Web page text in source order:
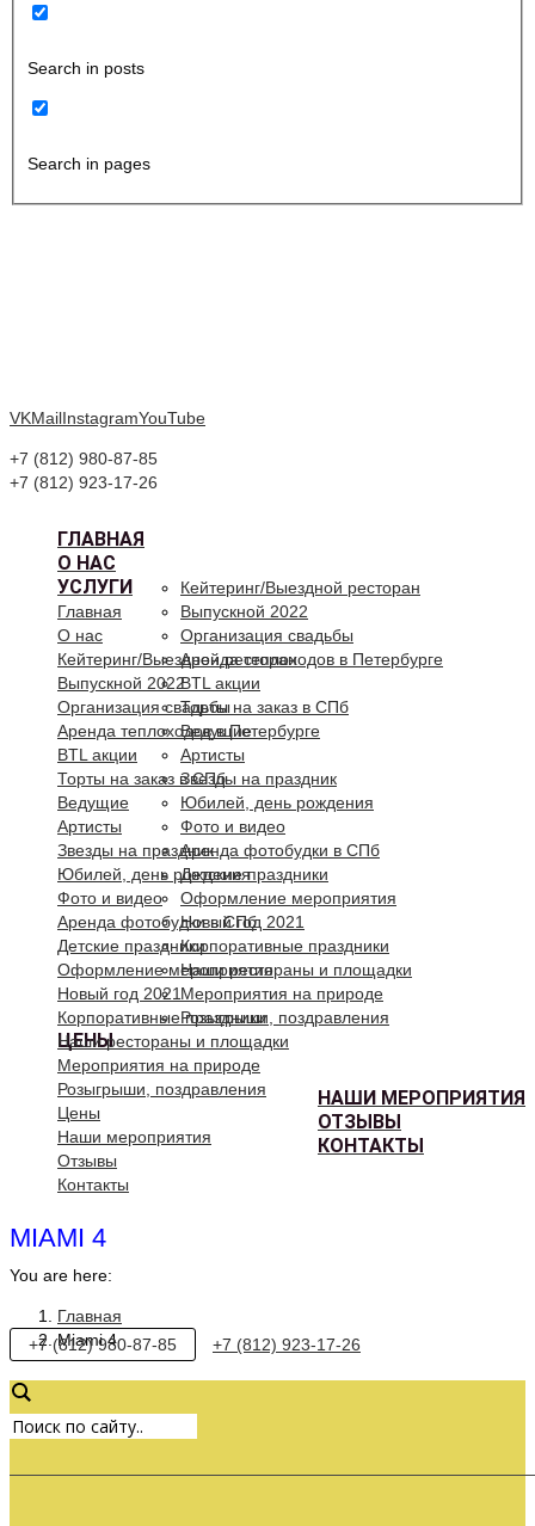
Search in posts
Search in pages
VKMailInstagramYouTube
+7 (812) 980-87-85
+7 (812) 923-17-26
ГЛАВНАЯ
О НАС
УСЛУГИ
Кейтеринг/Выездной ресторан
Выпускной 2022
Организация свадьбы
Аренда теплоходов в Петербурге
BTL акции
Торты на заказ в СПб
Ведущие
Артисты
Звезды на праздник
Юбилей, день рождения
Фото и видео
Аренда фотобудки в СПб
Детские праздники
Оформление мероприятия
Новый год 2021
Корпоративные праздники
Наши рестораны и площадки
Мероприятия на природе
Розыгрыши, поздравления
ЦЕНЫ
НАШИ МЕРОПРИЯТИЯ
ОТЗЫВЫ
КОНТАКТЫ
Главная
О нас
Кейтеринг/Выездной ресторан
Выпускной 2022
Организация свадьбы
Аренда теплоходов в Петербурге
BTL акции
Торты на заказ в СПб
Ведущие
Артисты
Звезды на праздник
Юбилей, день рождения
Фото и видео
Аренда фотобудки в СПб
Детские праздники
Оформление мероприятия
Новый год 2021
Корпоративные праздники
Наши рестораны и площадки
Мероприятия на природе
Розыгрыши, поздравления
Цены
Наши мероприятия
Отзывы
Контакты
MIAMI 4
You are here:
Главная
Miami 4
+7 (812) 980-87-85 +7 (812) 923-17-26